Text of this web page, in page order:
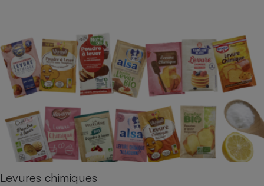
Levures chimiques